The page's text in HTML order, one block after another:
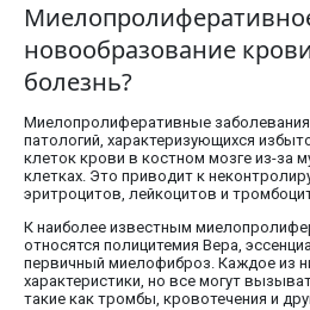
новообразование
болезнь?
Миелопролиферативные заболевания
патологий, характеризующихся
клеток крови в костном мозге из-за
клетках. Это приводит к
эритроцитов, лейкоцитов и
К наиболее известным
относятся полицитемия Вера,
первичный миелофиброз. Каждое из
характеристики, но все могут
такие как тромбы, кровотечения и